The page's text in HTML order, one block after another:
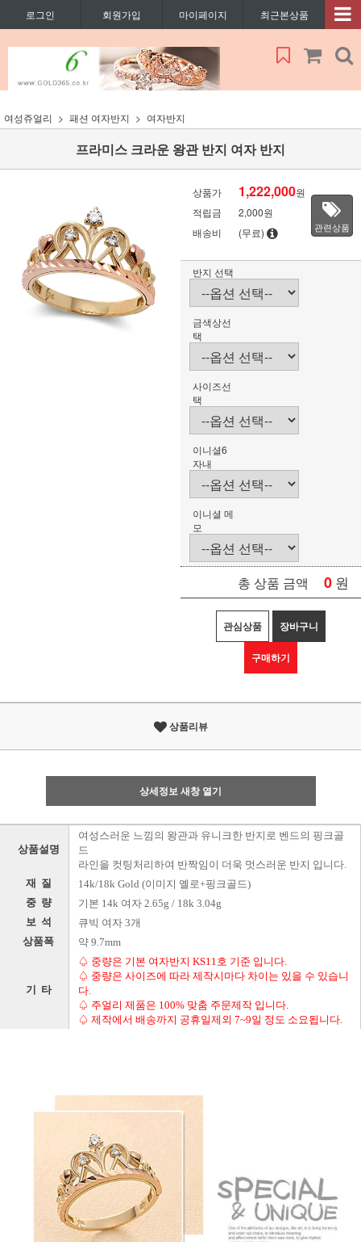
로그인 회원가입 마이페이지 최근본상품
여성쥬얼리 패션 여자반지 여자반지
프라미스 크라운 왕관 반지 여자 반지
상품가 1,222,000원
적립금
2,000원
배송비
(무료) 관련상품
반지 선택
금색상선
택
사이즈선
택
이니셜6
자내
이니셜 메
모
총 상품 금액 0 원
관심상품 장바구니
구매하기
상품리뷰
상세정보 새창 열기
상품설명
여성스러운 느낌의 왕관과 유니크한 반지로 벤드의 핑크골
드
라인을 컷팅처리하여 반짝임이 더욱 멋스러운 반지 입니다.
재 질
14k/18k Gold (이미지 옐로+핑크골드)
중 량
기본 14k 여자 2.65g / 18k 3.04g
보 석
큐빅 여자 3개
상품폭
약 9.7mm
기 타
♤ 중량은 기본 여자반지 KS11호 기준 입니다.
♤ 중량은 사이즈에 따라 제작시마다 차이는 있을 수 있습니
다.
♤ 주얼리 제품은 100% 맞춤 주문제작 입니다.
♤ 제작에서 배송까지 공휴일제외 7~9일 정도 소요됩니다.